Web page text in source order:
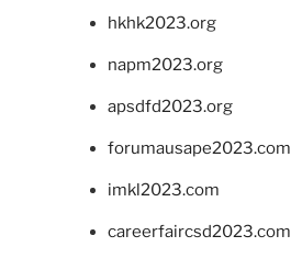
hkhk2023.org
napm2023.org
apsdfd2023.org
forumausape2023.com
imkl2023.com
careerfaircsd2023.com